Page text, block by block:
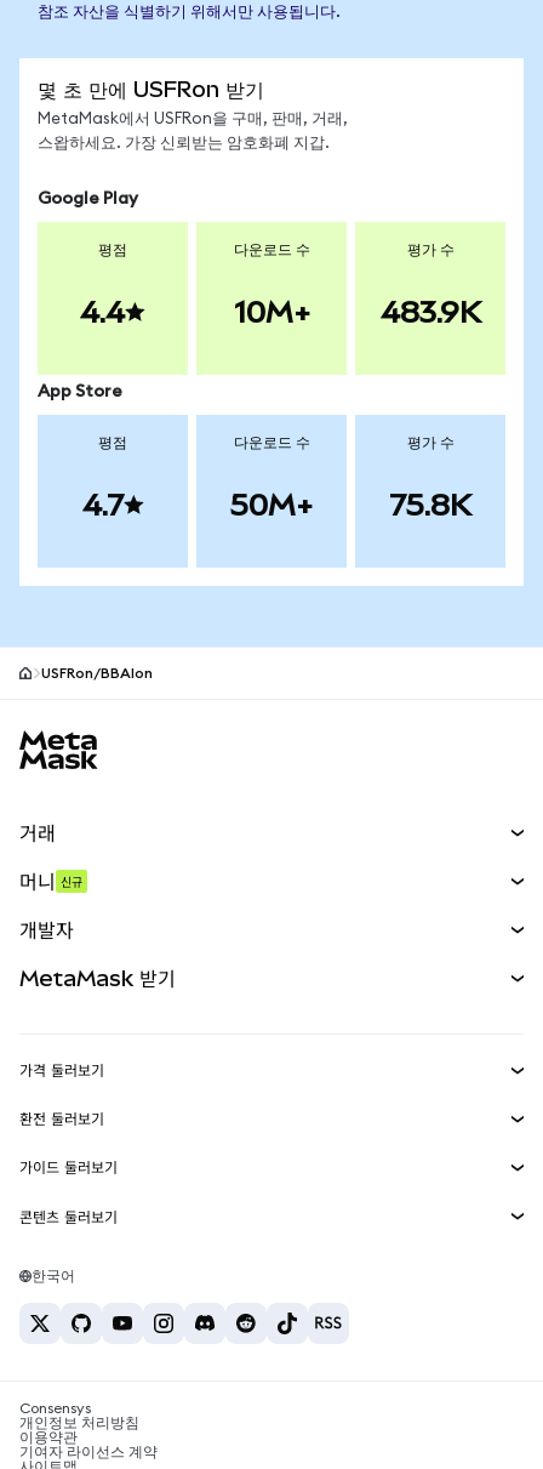
참조 자산을 식별하기 위해서만 사용됩니다.
몇 초 만에 USFRon 받기
MetaMask에서 USFRon을 구매, 판매, 거래,
스왑하세요. 가장 신뢰받는 암호화폐 지갑.
Google Play
평점
4.4
다운로드 수
10M+
평가 수
483.9K
App Store
평점
4.7
다운로드 수
50M+
평가 수
75.8K
USFRon/BBAIon
거래
무기한 선물
실물자산
머니 신규
개발자
MetaMask Connect
Snaps
웹3 서비스
MetaMask 받기
보안
고객 지원
채용
가격 둘러보기
이더리움 가격
솔라나 가격
테더 가격
환전 둘러보기
ETH를 USD로 환전
USDT를 INR로 환전
BTC를 INR로 환전
ETH를 USDT로 환전
가이드 둘러보기
ETH 매수
USDT 매수
SHIB 매수
BNB 매수
콘텐츠 둘러보기
솔라나 지갑
암호화폐 세금 뉴스
암호화폐 매수 방법
한국어
Consensys
개인정보 처리방침
이용약관
기여자 라이선스 계약